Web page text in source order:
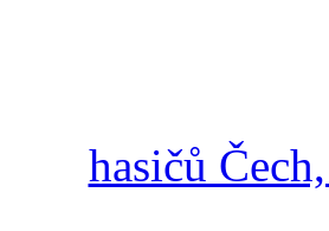
hasičů